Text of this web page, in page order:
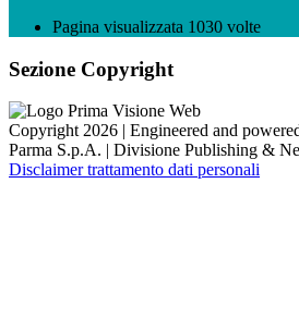
Pagina visualizzata 1030 volte
Sezione Copyright
Copyright 2026 | Engineered and
Parma S.p.A. | Divisione Publishing &
Disclaimer trattamento dati personali